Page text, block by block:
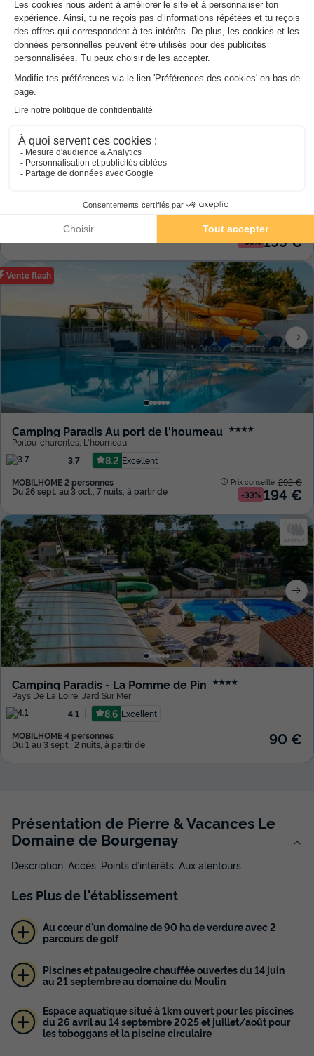
Vente flash
Flower Camping Au Bois des Biches
MOBILHOME 5 personnes
Prix conseillé :
-39% 199 €
Vente flash
Camping Paradis Au port de l'houmeau ★★★★
Poitou-charentes L'houmeau
3.7
8.2 Excellent
MOBILHOME 2 personnes
Du 26 sept. au 3 oct., 7 nuits, à partir de
Prix conseillé :292 €
-33% 194 €
Camping Paradis - La Pomme de Pin ★★★★
Pays De La Loire Jard Sur Mer
4.1
8.6 Excellent
MOBILHOME 4 personnes
Du 1 au 3 sept., 2 nuits, à partir de 90 €
Présentation de Pierre & Vacances Le
Domaine de Bourgenay
Description, Accès, Points d’intérêts, Aux alentours
Les Plusde l'établissement
Au cœur d'un domaine de 90 ha de verdure avec 2
parcours de golf
Piscines et pataugeoire chauffée ouvertes du 14 juin
au 21 septembre au domaine du Moulin
Espace aquatique situé à 1km ouvert pour les piscines
du 26 avril au 14 septembre 2025 et juillet/août pour
les toboggans et la piscine circulaire